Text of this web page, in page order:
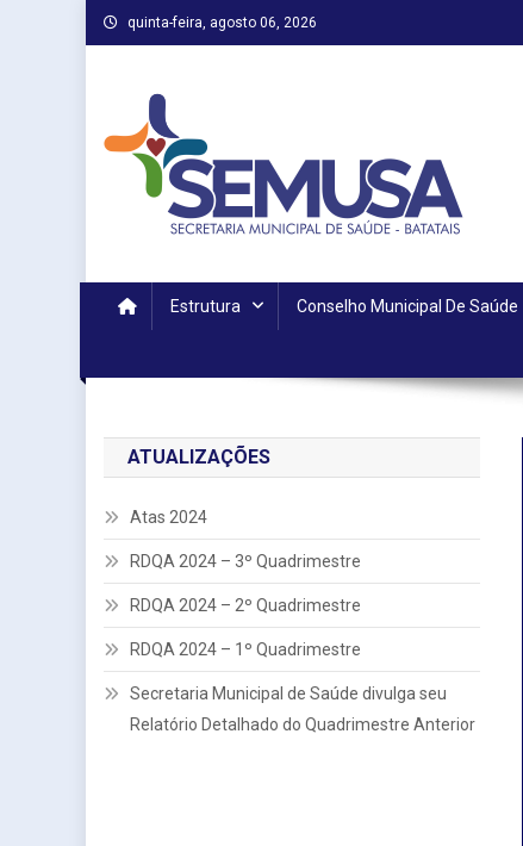
Skip
to
quinta-feira, agosto 06, 2026
Estrutura Conselho Municipal De Saúde
ATUALIZAÇÕES
Atas 2024
RDQA 2024 – 3º Quadrimestre
RDQA 2024 – 2º Quadrimestre
RDQA 2024 – 1º Quadrimestre
Secretaria Municipal de Saúde divulga seu
Relatório Detalhado do Quadrimestre Anterior